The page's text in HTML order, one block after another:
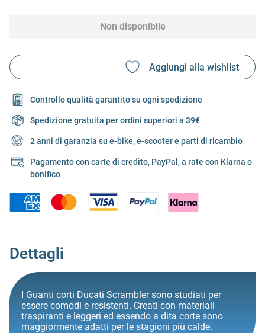
Non disponibile
Controllo qualità garantito su ogni spedizione
Spedizione gratuita per ordini superiori a 39€
2 anni di garanzia su e-bike, e-scooter e parti di ricambio
Pagamento con carte di credito, PayPal, a rate con Klarna o
bonifico
Dettagli
I Guanti corti Ducati Scrambler sono studiati per
essere comodi e resistenti. Creati con materiali
traspiranti e leggeri ed essendo a dita corte sono
maggiormente adatti per le stagioni più calde.